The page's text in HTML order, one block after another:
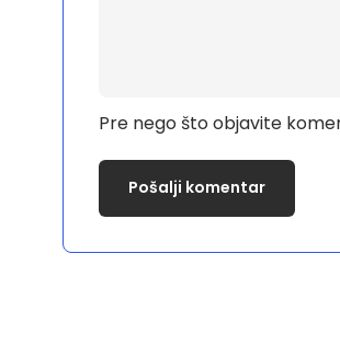
Pre nego što objavite